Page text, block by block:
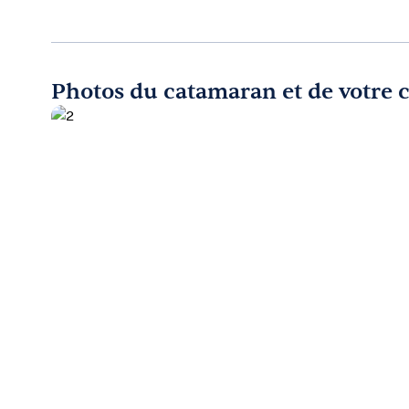
Photos du catamaran et de votre